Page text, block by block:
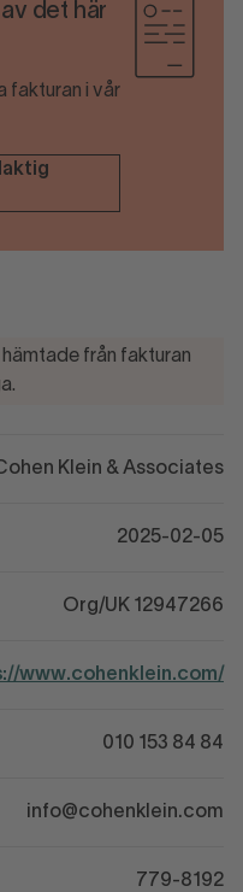
det här
fakturan i vår
från fakturan
Klein & Associates
2025-02-05
Org/UK 12947266
www.cohenklein.com/
010 153 84 84
info@cohenklein.com
779-8192